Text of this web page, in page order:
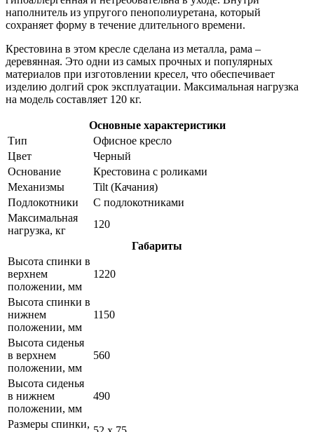
наполнитель из упругого пенополиуретана, который
сохраняет форму в течение длительного времени.
Крестовина в этом кресле сделана из металла, рама –
деревянная. Это одни из самых прочных и популярных
материалов при изготовлении кресел, что обеспечивает
изделию долгий срок эксплуатации. Максимальная нагрузка
на модель составляет 120 кг.
Основные характеристики
Тип
Офисное кресло
Цвет
Черный
Основание
Крестовина с роликами
Механизмы
Tilt (Качания)
Подлокотники
С подлокотниками
Максимальная
нагрузка, кг
120
Габариты
Высота спинки в
верхнем
положении, мм
1220
Высота спинки в
нижнем
положении, мм
1150
Высота сиденья
в верхнем
положении, мм
560
Высота сиденья
в нижнем
положении, мм
490
Размеры спинки,